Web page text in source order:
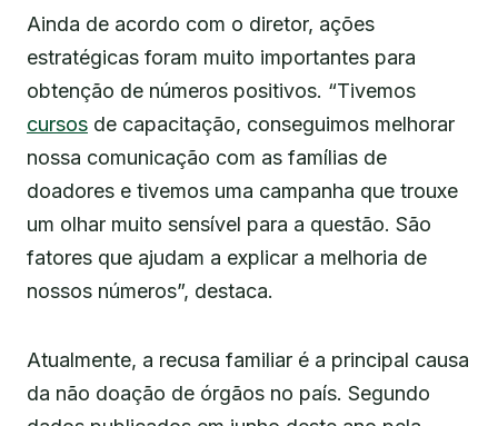
Ainda de acordo com o diretor, ações
estratégicas foram muito importantes para
obtenção de números positivos. “Tivemos
cursos de capacitação, conseguimos melhorar
nossa comunicação com as famílias de
doadores e tivemos uma campanha que trouxe
um olhar muito sensível para a questão. São
fatores que ajudam a explicar a melhoria de
nossos números”, destaca.
Atualmente, a recusa familiar é a principal causa
da não doação de órgãos no país. Segundo